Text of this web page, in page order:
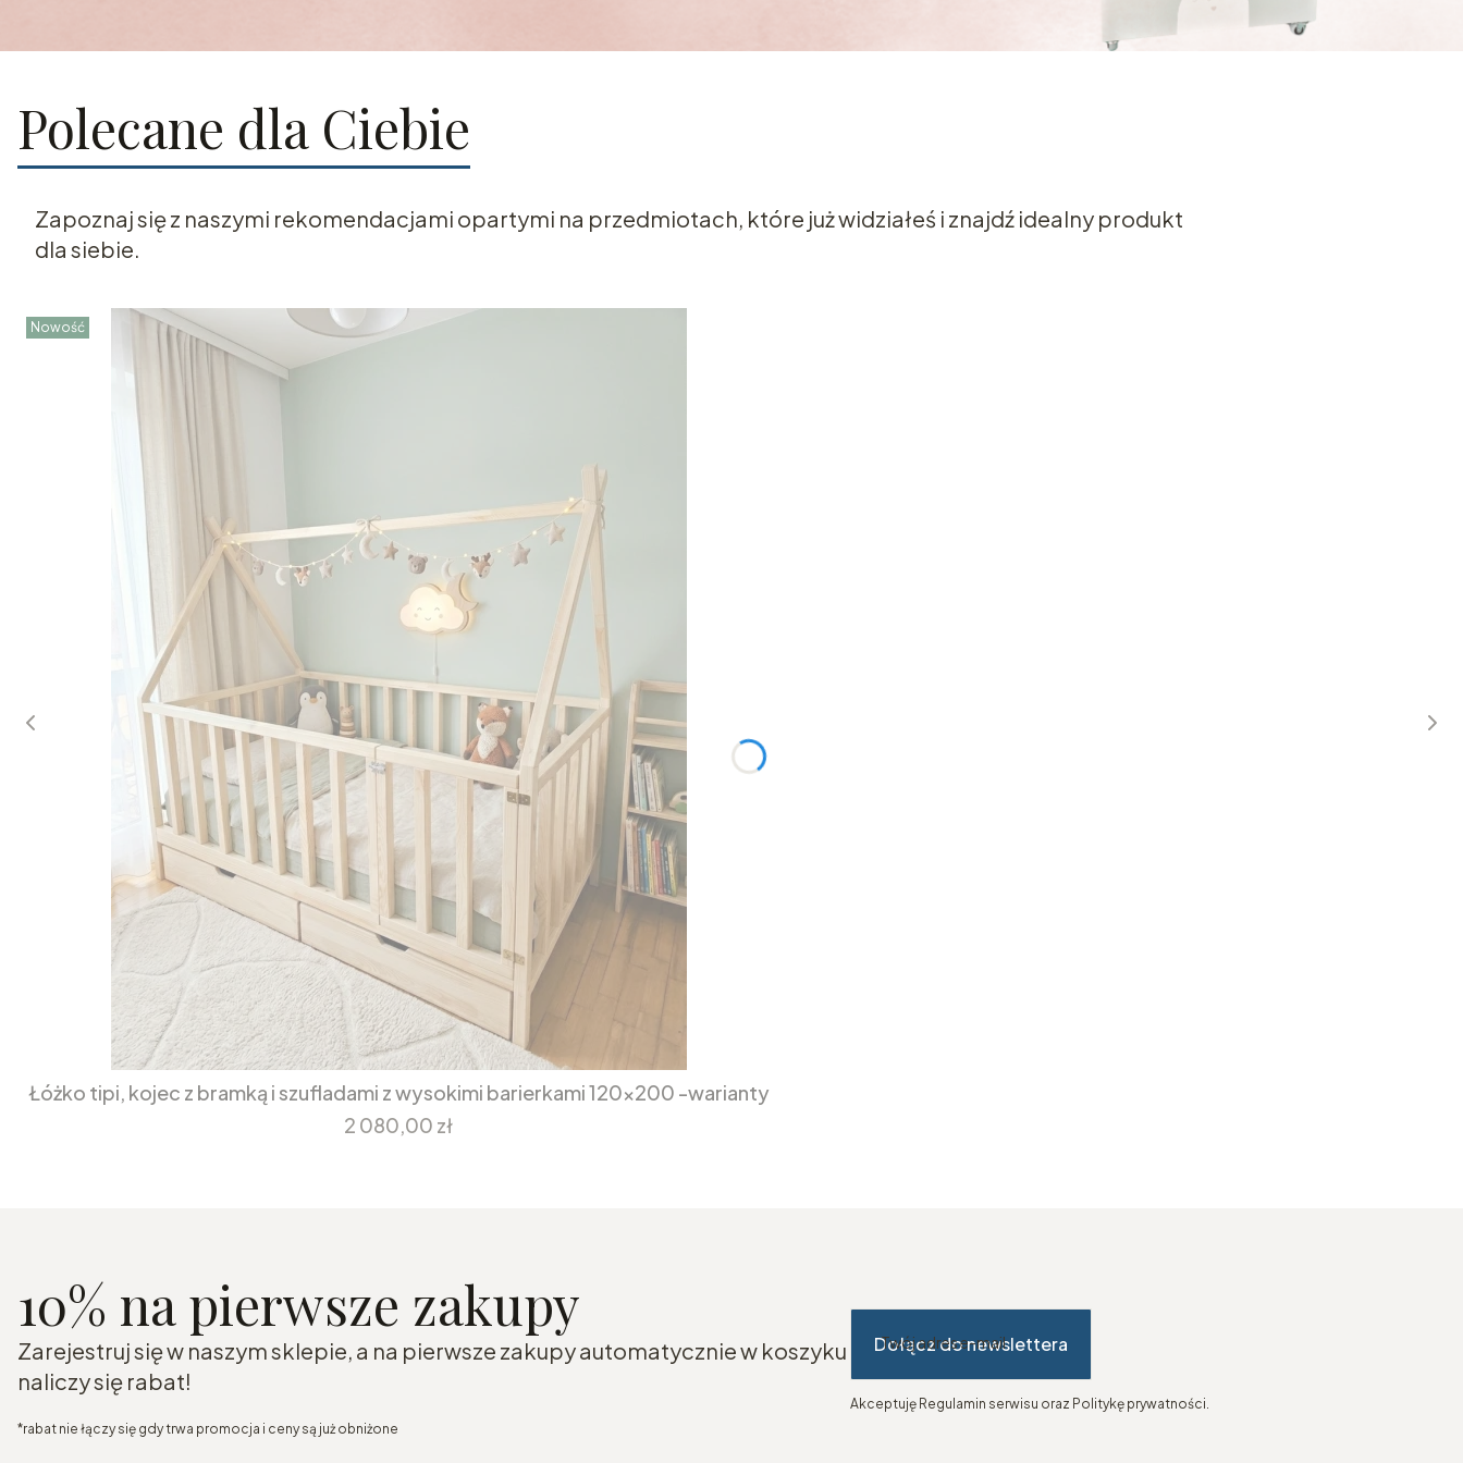
Polecane dla Ciebie
Zapoznaj się z naszymi rekomendacjami opartymi na przedmiotach, które już widziałeś i znajdź idealny produkt
dla siebie.
Nowość
Łóżko tipi, kojec z bramką i szufladami z wysokimi barierkami 120x200 -warianty
Cena
2 080,00 zł
10% na pierwsze zakupy
Zarejestruj się w naszym sklepie, a na pierwsze zakupy automatycznie w koszyku
naliczy się rabat!
*rabat nie łączy się gdy trwa promocja i ceny są już obniżone
Twój adres e-mail
Dołącz do newslettera
Akceptuję Regulamin serwisu oraz Politykę prywatności.